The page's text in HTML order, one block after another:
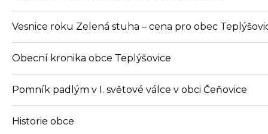
Vesnice roku Zelená stuha – cena pro obec
Obecní kronika obce Teplýšovice
Pomník padlým v I. světové válce v obci Čeňovice
Historie obce